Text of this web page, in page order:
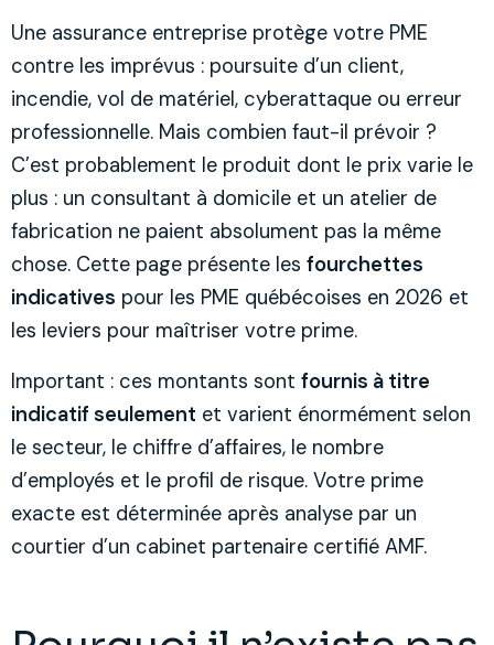
Une assurance entreprise protège votre PME
contre les imprévus : poursuite d’un client,
incendie, vol de matériel, cyberattaque ou erreur
professionnelle. Mais combien faut-il prévoir ?
C’est probablement le produit dont le prix varie le
plus : un consultant à domicile et un atelier de
fabrication ne paient absolument pas la même
chose. Cette page présente les fourchettes
indicatives pour les PME québécoises en 2026 et
les leviers pour maîtriser votre prime.
Important : ces montants sont fournis à titre
indicatif seulement et varient énormément selon
le secteur, le chiffre d’affaires, le nombre
d’employés et le profil de risque. Votre prime
exacte est déterminée après analyse par un
courtier d’un cabinet partenaire certifié AMF.